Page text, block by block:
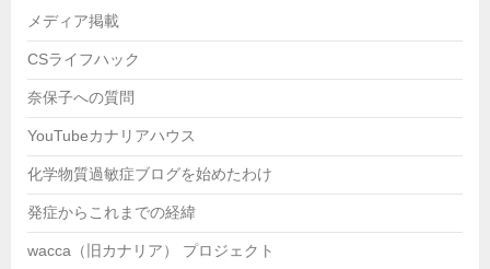
メディア掲載
CSライフハック
奈保子への質問
YouTubeカナリアハウス
化学物質過敏症ブログを始めたわけ
発症からこれまでの経緯
wacca（旧カナリア） プロジェクト